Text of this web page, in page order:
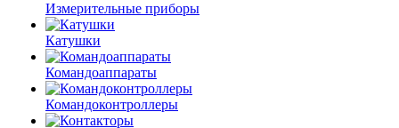
Измерительные приборы
Катушки
Командоаппараты
Командоконтроллеры